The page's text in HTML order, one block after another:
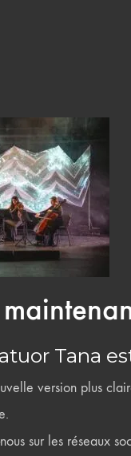
Tana
version plus
sur les réseaux